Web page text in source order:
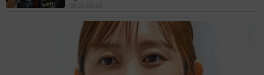
2026.08.06